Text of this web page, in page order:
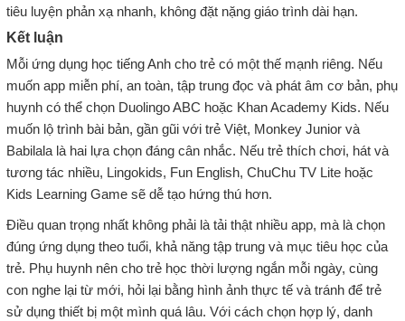
tiêu luyện phản xạ nhanh, không đặt nặng giáo trình dài hạn.
Kết luận
Mỗi ứng dụng học tiếng Anh cho trẻ có một thế mạnh riêng. Nếu
muốn app miễn phí, an toàn, tập trung đọc và phát âm cơ bản, phụ
huynh có thể chọn Duolingo ABC hoặc Khan Academy Kids. Nếu
muốn lộ trình bài bản, gần gũi với trẻ Việt, Monkey Junior và
Babilala là hai lựa chọn đáng cân nhắc. Nếu trẻ thích chơi, hát và
tương tác nhiều, Lingokids, Fun English, ChuChu TV Lite hoặc
Kids Learning Game sẽ dễ tạo hứng thú hơn.
Điều quan trọng nhất không phải là tải thật nhiều app, mà là chọn
đúng ứng dụng theo tuổi, khả năng tập trung và mục tiêu học của
trẻ. Phụ huynh nên cho trẻ học thời lượng ngắn mỗi ngày, cùng
con nghe lại từ mới, hỏi lại bằng hình ảnh thực tế và tránh để trẻ
sử dụng thiết bị một mình quá lâu. Với cách chọn hợp lý, danh